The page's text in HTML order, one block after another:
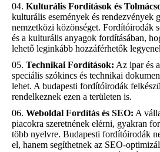
Kulturális Fordítások és
kulturális események és rendezvények
nemzetközi közönséget. Fordítóirodák
és a kulturális anyagok fordításában,
lehető leginkább hozzáférhetők
Technikai Fordítások: Az ipar és
speciális szókincs és technikai
lehet. A budapesti fordítóirodák
rendelkeznek ezen a területen is.
Weboldal Fordítás és SEO: A
piacokra szeretnének elérni, gyakran
több nyelvre. Budapesti fordítóirodák
el, hanem segíthetnek az SEO-